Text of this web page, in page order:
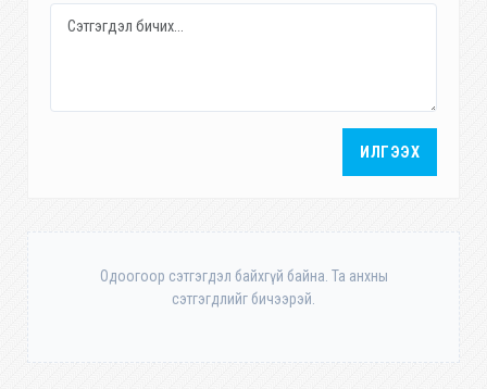
ИЛГЭЭХ
Одоогоор сэтгэгдэл байхгүй байна. Та анхны
сэтгэгдлийг бичээрэй.